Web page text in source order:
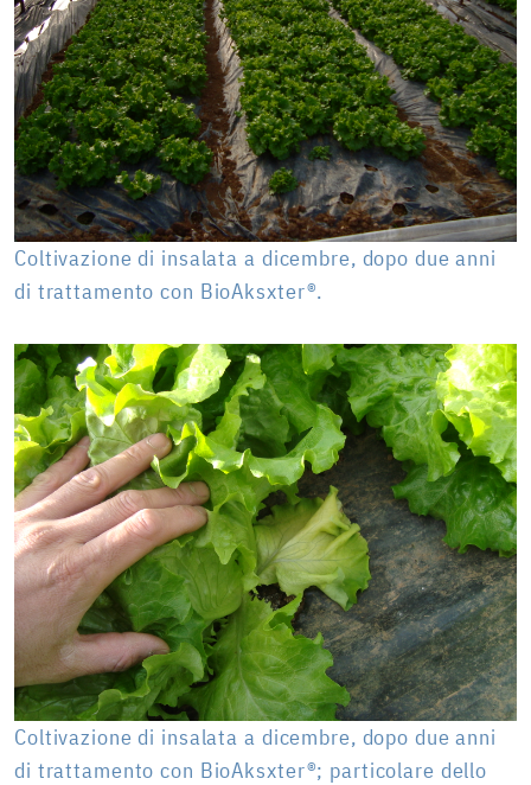
Coltivazione di insalata a dicembre, dopo due anni
di trattamento con BioAksxter®.
Coltivazione di insalata a dicembre, dopo due anni
di trattamento con BioAksxter®; particolare dello